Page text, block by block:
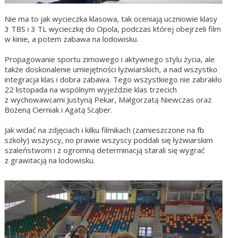
Nie ma to jak wycieczka klasowa, tak oceniają uczniowie klasy
3 TBS i 3 TL wycieczkę do Opola, podczas której obejrzeli film
w kinie, a potem zabawa na lodowisku.
Propagowanie sportu zimowego i aktywnego stylu życia, ale
także doskonalenie umiejętności łyżwiarskich, a nad wszystko
integracja klas i dobra zabawa. Tego wszystkiego nie zabrakło
22 listopada na wspólnym wyjeździe klas trzecich
z wychowawcami Justyną Pekar, Małgorzatą Niewczas oraz
Bożeną Cierniak i Agatą Scąber.
Jak widać na zdjęciach i kilku filmikach (zamieszczone na fb
szkoły) wszyscy, no prawie wszyscy poddali się łyżwiarskim
szaleństwom i z ogromną determinacją starali się wygrać
z grawitacją na lodowisku.